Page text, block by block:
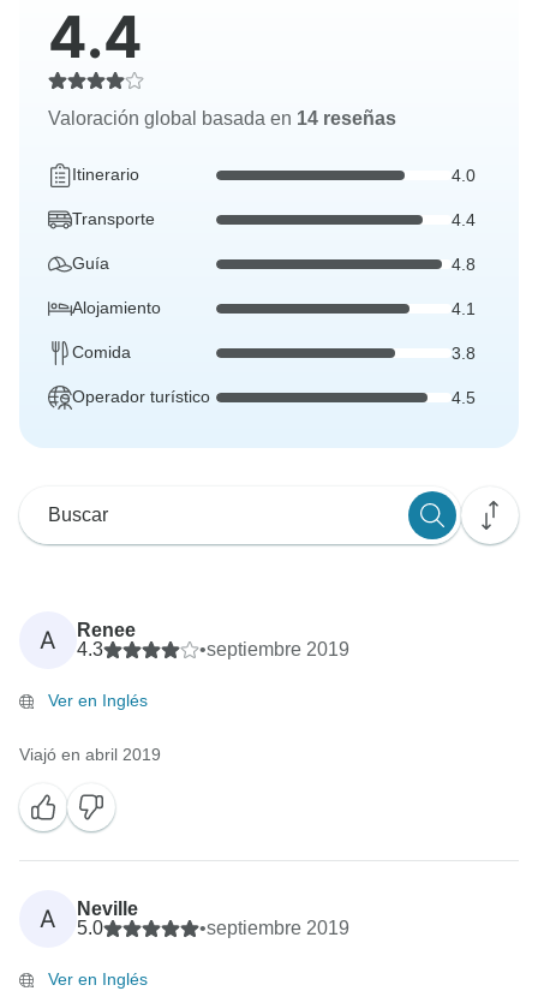
4.4
Valoración global basada en 14 reseñas
Itinerario 4.0
Transporte 4.4
Guía 4.8
Alojamiento 4.1
Comida 3.8
Operador turístico 4.5
A
Renee
4.3
•septiembre 2019
Ver en Inglés
Viajó en abril 2019
A
Neville
5.0
•septiembre 2019
Ver en Inglés